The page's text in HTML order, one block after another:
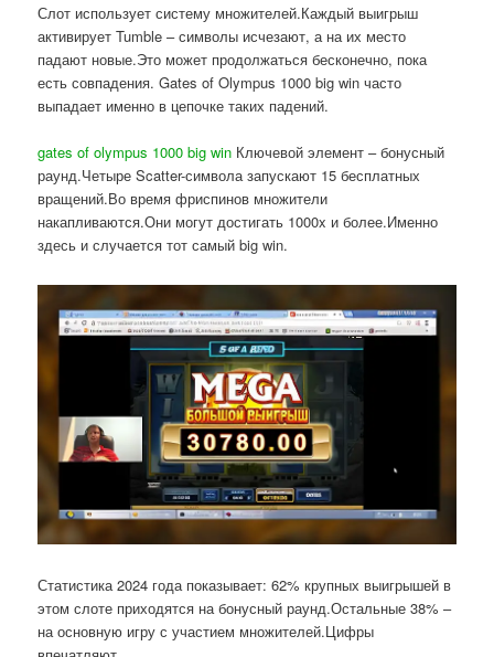
Слот использует систему множителей.Каждый выигрыш
активирует Tumble – символы исчезают, а на их место
падают новые.Это может продолжаться бесконечно, пока
есть совпадения. Gates of Olympus 1000 big win часто
выпадает именно в цепочке таких падений.
gates of olympus 1000 big win Ключевой элемент – бонусный
раунд.Четыре Scatter-символа запускают 15 бесплатных
вращений.Во время фриспинов множители
накапливаются.Они могут достигать 1000x и более.Именно
здесь и случается тот самый big win.
Статистика 2024 года показывает: 62% крупных выигрышей в
этом слоте приходятся на бонусный раунд.Остальные 38% –
на основную игру с участием множителей.Цифры